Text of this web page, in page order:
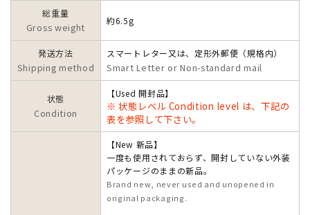
総重量
Gross weight
約6.5g
発送方法
Shipping method
スマートレター又は、定形外郵便（規格内）
Smart Letter or Non-standard mail
状態
Condition
【Used 開封品】
※ 状態レベル Condition level は、下記の
表を参照して下さい。
【New 新品】
一度も使用されておらず、開封していない外装
パッケージのままの新品。
Brand new, never used and unopened in
original packaging.